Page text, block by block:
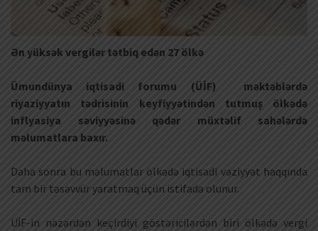
Ən yüksək vergilər tətbiq edən 27 ölkə
Ümundünya iqtisadi forumu (ÜİF) məktəblərdə
riyaziyyatın tədrisinin keyfiyyətindən tutmuş ölkədə
inflyasiya səviyyəsinə qədər müxtəlif sahələrdə
məlumatlara baxır.
Daha sonra bu məlumatlar ölkədə iqtisadi vəziyyət haqqında
tam bir təsəvvür yaratmaq üçün istifadə olunur.
ÜİF-in nəzərdən keçirdiyi göstəricilərdən biri ölkədə vergi